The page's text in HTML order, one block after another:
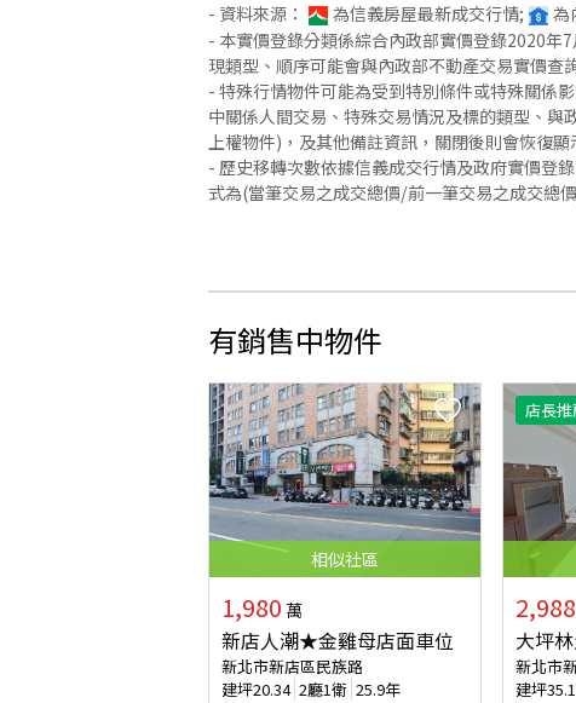
- 資料來源： 為信義房屋最新成交行情; 為
- 本實價登錄分類係綜合內政部實價登錄2020年
現類型、順序可能會與內政部不動產交易實價查
- 特殊行情物件可能為受到特別條件或特殊關係
中關係人間交易、特殊交易情況及標的類型、
上權物件)，及其他備註資訊，關閉後則會恢復顯
- 歷史移轉次數依據信義成交行情及政府實價登
式為(當筆交易之成交總價/前一筆交易之成交總
有銷售中物件
相似社區
1,980 萬
新店人潮★金雞母店面車位
新北市新店區民族路
建坪20.34 2廳1衛 25.9年
店長
2,988
大坪
新北市
建坪